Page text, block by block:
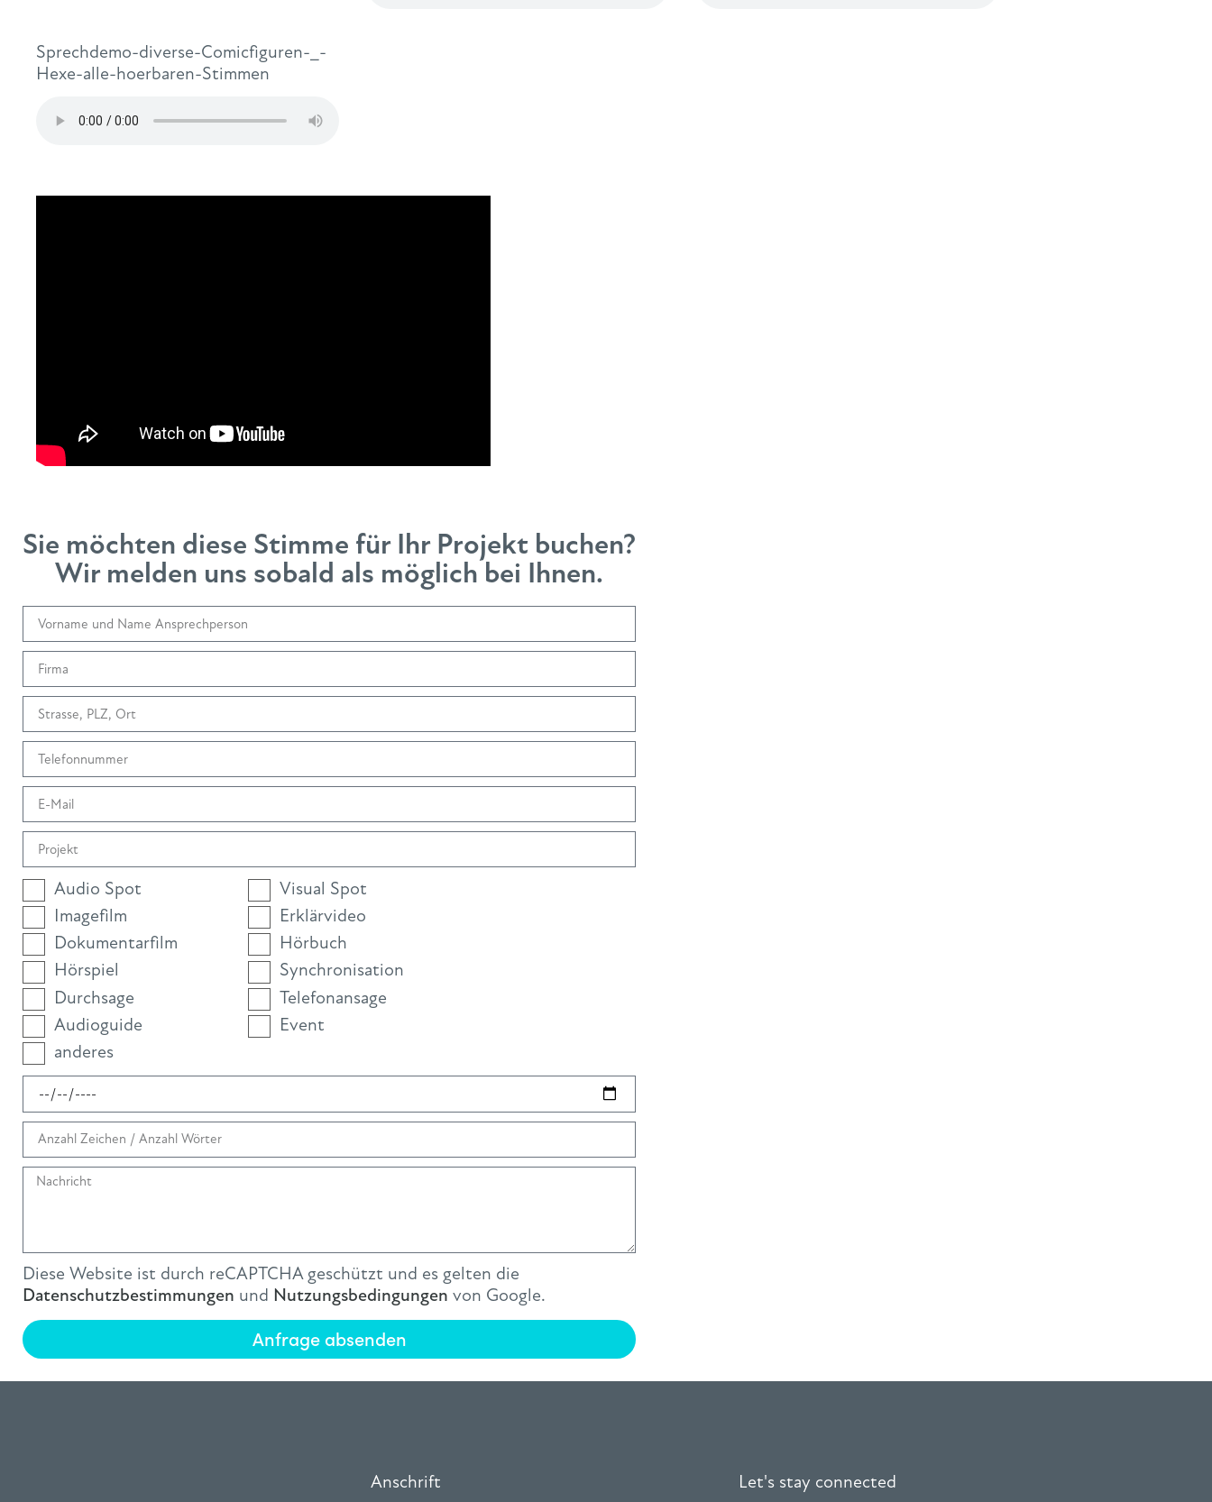
Sprechdemo-diverse-Comicfiguren-_-
Hexe-alle-hoerbaren-Stimmen
Sie möchten diese Stimme für Ihr Projekt buchen?
Wir melden uns sobald als möglich bei Ihnen.
Audio Spot
Visual Spot
Imagefilm
Erklärvideo
Dokumentarfilm
Hörbuch
Hörspiel
Synchronisation
Durchsage
Telefonansage
Audioguide
Event
anderes
Diese Website ist durch reCAPTCHA geschützt und es gelten die
Datenschutzbestimmungen und Nutzungsbedingungen von Google.
Anfrage absenden
Anschrift Let's stay connected